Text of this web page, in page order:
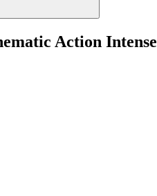
Action Intense